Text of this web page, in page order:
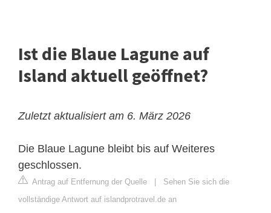
Ist die Blaue Lagune auf
Island aktuell geöffnet?
Zuletzt aktualisiert am 6. März 2026
Die Blaue Lagune bleibt bis auf Weiteres
geschlossen.
Antrag auf Entfernung der Quelle
Sehen Sie sich die
vollständige Antwort auf islandprotravel.de an